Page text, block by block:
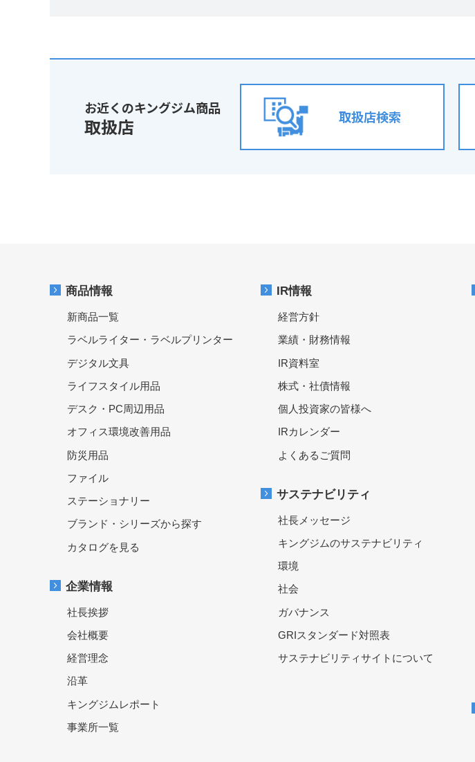
お近くのキングジム商品
取扱店 取扱店検索
商品情報
新商品一覧
ラベルライター・ラベルプリンター
デジタル文具
ライフスタイル用品
デスク・PC周辺用品
オフィス環境改善用品
防災用品
ファイル
ステーショナリー
ブランド・シリーズから探す
カタログを見る
企業情報
社長挨拶
会社概要
経営理念
沿革
キングジムレポート
事業所一覧
IR情報
経営方針
業績・財務情報
IR資料室
株式・社債情報
個人投資家の皆様へ
IRカレンダー
よくあるご質問
サステナビリティ
社長メッセージ
キングジムのサステナビリティ
環境
社会
ガバナンス
GRIスタンダード対照表
サステナビリティサイトについて